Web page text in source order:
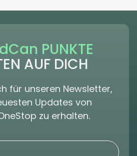
PUNKTE
AUF DICH
für unseren Newsletter,
Updates von
zu erhalten.